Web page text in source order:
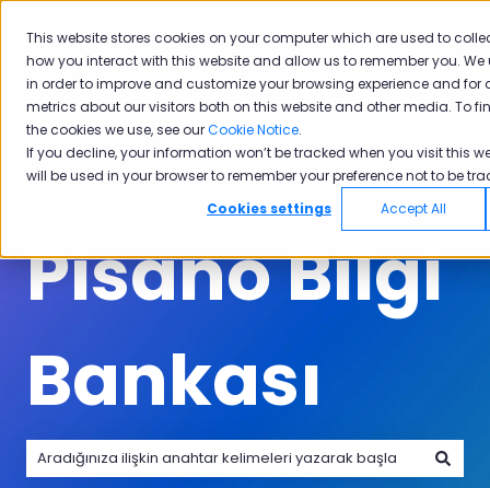
This website stores cookies on your computer which are used to
how you interact with this website and allow us to remember you.
in order to improve and customize your browsing experience and
metrics about our visitors both on this website and other media. To
the cookies we use, see ourCookie Notice.
If you decline, your information won’t be tracked when you visit this
will be used in your browser to remember your preference not to be
Cookies settings
Accept All
Ürünler
Ürünler için alt menüyü göster
Sektörler
Sektörler için alt menüyü göster
Neden
Pisano
Neden Pisano
Pisano Bilgi
Bankası